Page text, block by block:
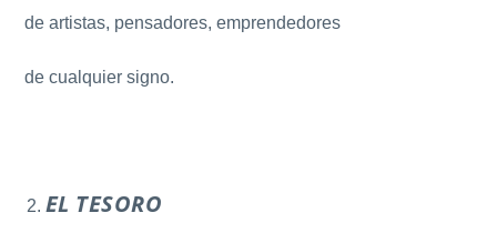
de artistas, pensadores, emprendedores
de cualquier signo.
EL TESORO